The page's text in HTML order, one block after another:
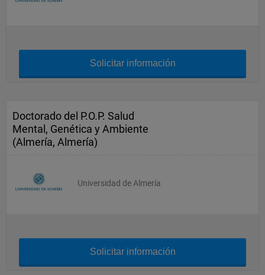
Solicitar información
Doctorado del P.O.P. Salud
Mental, Genética y Ambiente
(Almería, Almería)
Universidad de Almería
Solicitar información